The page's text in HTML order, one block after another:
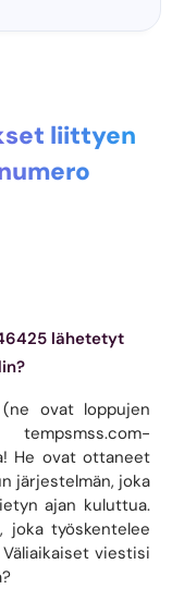
liittyen
lähetetyt
ovat loppujen
He ovat ottaneet
järjestelmän, joka
ajan kuluttua.
joka työskentelee
viestisi